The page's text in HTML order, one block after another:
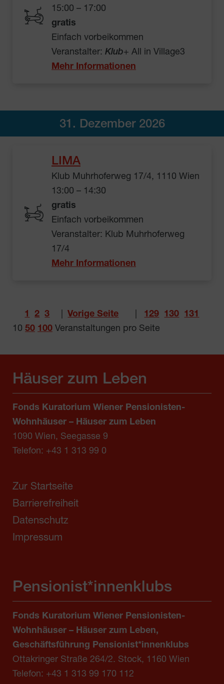
15:00 – 17:00
gratis
Einfach vorbeikommen
Veranstalter: Klub+ All in Village3
Mehr Informationen
31. Dezember 2026
LIMA
Klub Muhrhoferweg 17/4, 1110 Wien
13:00 – 14:30
gratis
Einfach vorbeikommen
Veranstalter: Klub Muhrhoferweg
17/4
Mehr Informationen
1 2 3 Vorige Seite 129 130
131
10 50 100 Veranstaltungen pro Seite
Häuser zum Leben
Fonds Kuratorium Wiener Pensionisten-
Wohnhäuser – Häuser zum Leben
1090 Wien, Seegasse 9
Telefon: +43 1 313 99 0
Zur Startseite
Barrierefreiheit
Datenschutz
Impressum
Pensionist*innenklubs
Fonds Kuratorium Wiener Pensionisten-
Wohnhäuser – Häuser zum Leben,
Geschäftsführung Pensionist*innenklubs
Ottakringer Straße 264/2. Stock, 1160 Wien
Telefon: +43 1 313 99 170 112